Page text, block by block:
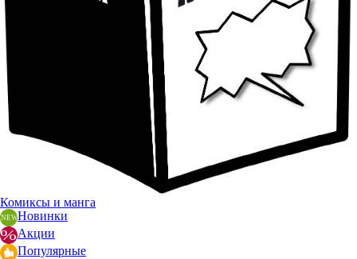
Комиксы и манга
Новинки
Акции
Популярные